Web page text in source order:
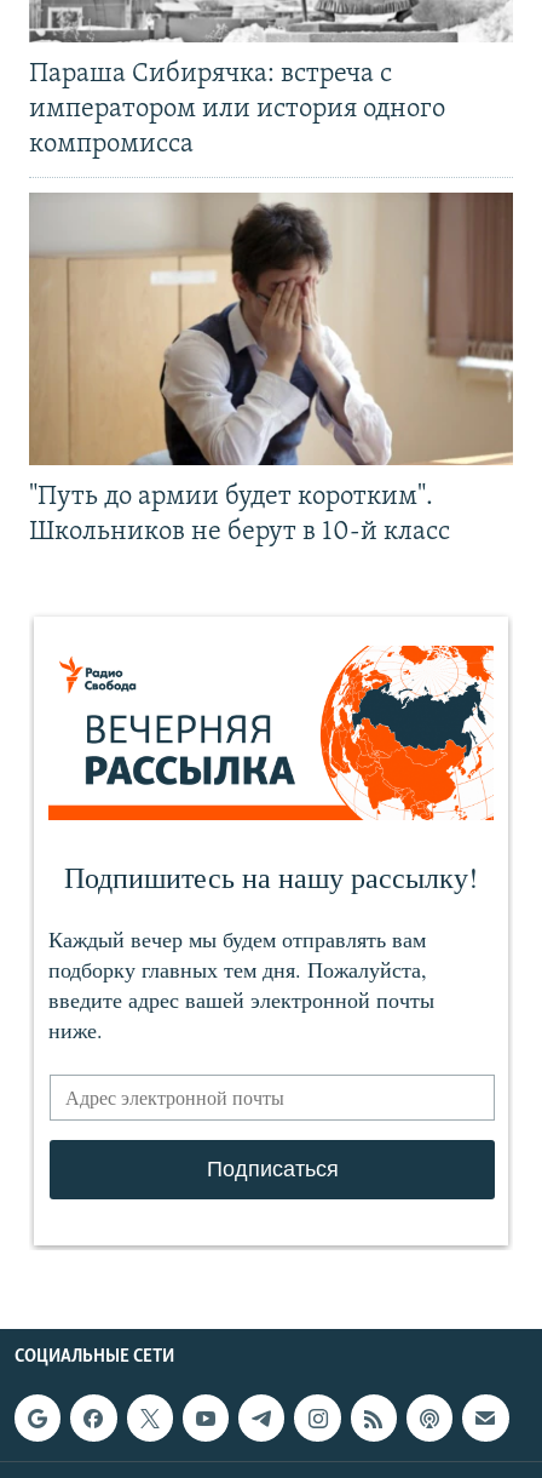
Параша Сибирячка: встреча с
императором или история одного
компромисса
"Путь до армии будет коротким".
Школьников не берут в 10-й класс
СОЦИАЛЬНЫЕ СЕТИ